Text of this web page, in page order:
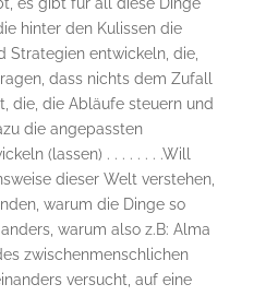
hinter den Kulissen die
Strategien entwickeln, die,
dass nichts dem Zufall
die, die Abläufe steuern und
die angepassten
(lassen) . . . . . . . .Will
dieser Welt verstehen,
warum die Dinge so
warum also z.B: Alma
zwischenmenschlichen
versucht, auf eine